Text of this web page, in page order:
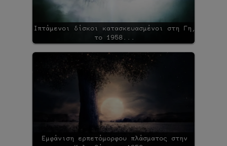
Ιπτάμενοι δίσκοι κατασκευασμένοι στη Γη,
το 1958...
Εμφάνιση ερπετόμορφου πλάσματος στην